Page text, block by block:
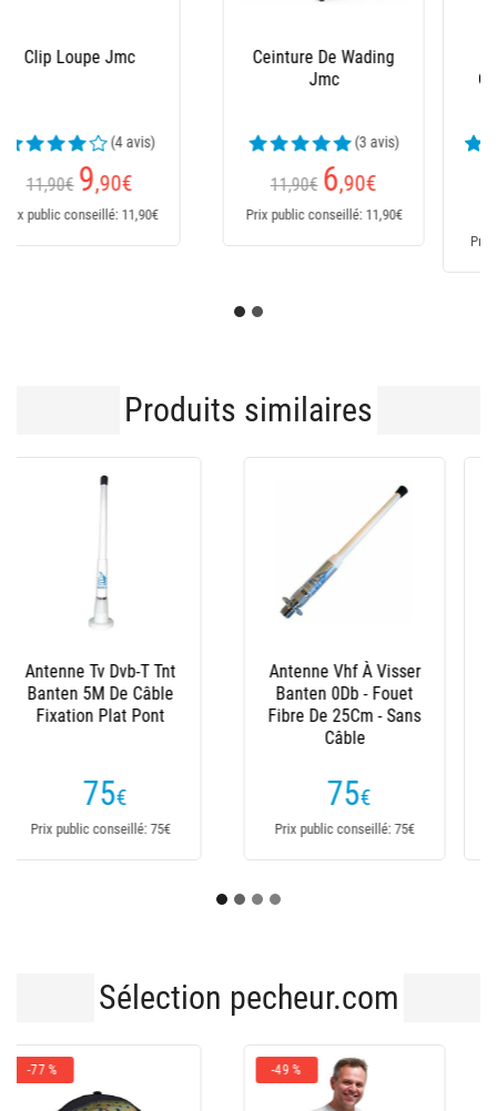
Bottes Homme Le
(24 avis)
169,95€
151,95
Prix public conseillé: 170€
Salopette Xm Ocean
235
Prix public conseillé: 235€
Produits similaires
Antenne Vhf Carénée
Banten 25Cm 5
Mètres De Câble
75
Prix public conseillé: 75€
Antenne Vhf Banten
Eco 3Dbi 1.5M Rotule
Plastique Intégrée-
Noire
49
Prix public conseillé: 49€
Sélection pecheur.com